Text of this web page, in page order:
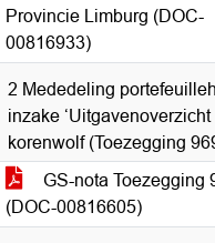
Provincie Limburg (DOC-
00816933)
2 Mededeling
inzake ‘Uitgavenoverzicht
korenwolf (Toezegging
GS-nota Toezegging
(DOC-00816605)